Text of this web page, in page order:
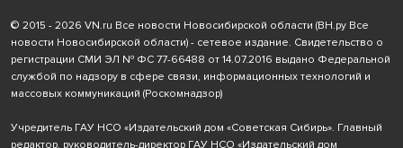
© 2015 - 2026 VN.ru Все новости Новосибирской области (ВН.ру Все
новости Новосибирской области) - сетевое издание. Свидетельство о
регистрации СМИ ЭЛ № ФС 77-66488 от 14.07.2016 выдано Федеральной
службой по надзору в сфере связи, информационных технологий и
массовых коммуникаций (Роскомнадзор)
Учредитель ГАУ НСО «Издательский дом «Советская Сибирь». Главный
редактор, руководитель-директор ГАУ НСО «Издательский дом